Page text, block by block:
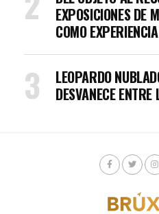
EXPOSICIONES DE
COMO EXPERIENCIA
LEOPARDO
DESVANECE